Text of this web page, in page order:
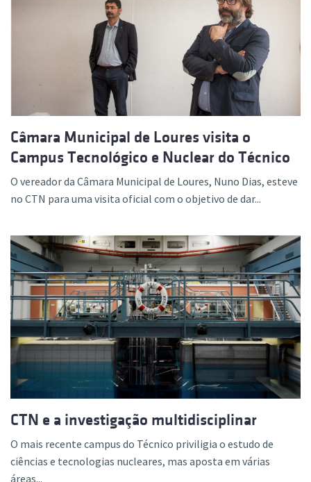
Câmara Municipal de Loures visita o
Campus Tecnológico e Nuclear do Técnico
O vereador da Câmara Municipal de Loures, Nuno Dias, esteve
no CTN para uma visita oficial com o objetivo de dar...
CTN e a investigação multidisciplinar
O mais recente campus do Técnico priviligia o estudo de
ciências e tecnologias nucleares, mas aposta em várias
áreas...